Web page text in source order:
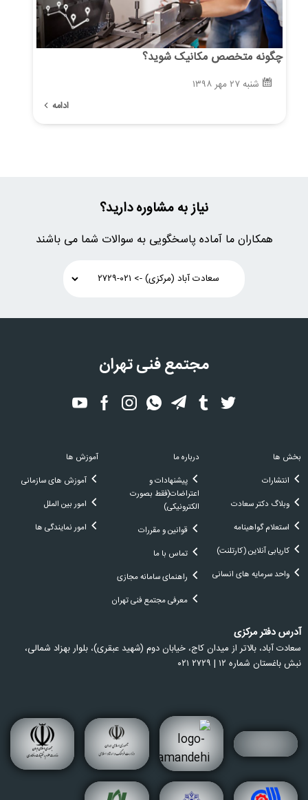
چگونه متخصص مکانیک شوید؟
شنبه ۲۷ مهر ۱۳۹۸
ادامه
نیاز به مشاوره دارید؟
همکاران ما آماده پاسخگویی به سوالات شما می باشند
مجتمع فنی تهران
آدرس دفتر مرکزی
سعادت آباد، بالاتر از ميدان كاج، خيابان دوم (شهيد عبقری)، بلوار بهزاد شمالی،
نبش باغستان شماره ۱۲ | ۲۷۲۹ ۰۲۱
بخش ها
انتشارات
وبلاگ دکتر سعادت
استعلام گواهینامه
کاریابی آنلاین (کارتلنت)
واحد سرمایه های انسانی
درباره ما
پیشنهادات و
اعتراضات(فقط بصورت
الکترونیکی)
قوانین و مقررات
تماس با ما
راهنمای سامانه مجازی
معرفی مجتمع فنی تهران
آموزش ها
آموزش های سازمانی
امور بین الملل
امور نمایندگی ها